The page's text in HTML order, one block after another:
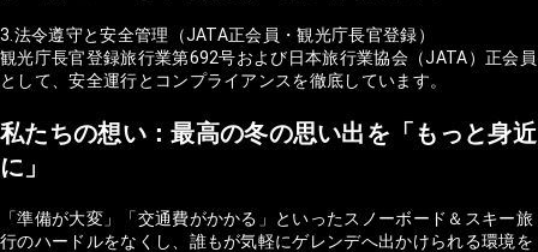
3.法令遵守と安全管理（JATA正会員・観光庁長官登録）
観光庁長官登録旅行業第692号および日本旅行業協会（JATA）正会員
として、安全運行とコンプライアンスを徹底しています。
私たちの想い：最高の冬の思い出を「もっと身近
に」
「準備が大変」「交通費がかかる」といったスノーボード＆スキー旅
行のハードルをなくし、誰もが気軽にゲレンデへ出かけられる環境を